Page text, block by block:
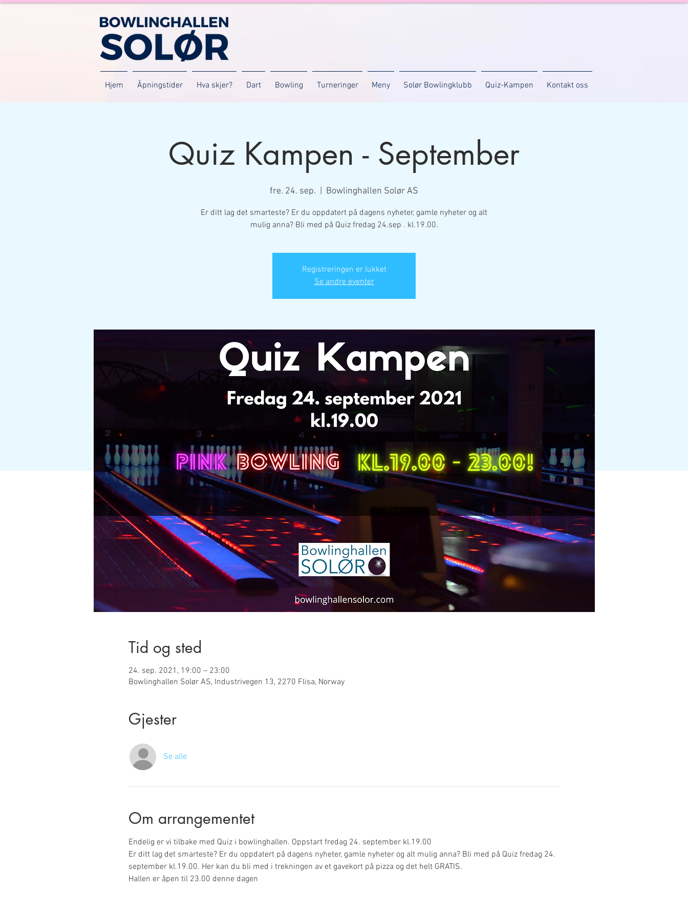
Hjem Åpningstider Hva skjer? Dart Bowling Turneringer Meny Solør Bowlingklubb Quiz-Kampen Kontakt oss
Quiz Kampen - September
fre. 24. sep. Bowlinghallen Solør AS
Er ditt lag det smarteste? Er du oppdatert på dagens nyheter, gamle nyheter og alt
mulig anna? Bli med på Quiz fredag 24.sep . kl.19.00.
Registreringen er lukket
Se andre eventer
Tid og sted
24. sep. 2021, 19:00 – 23:00
Bowlinghallen Solør AS, Industrivegen 13, 2270 Flisa, Norway
Gjester
Se alle
Om arrangementet
Endelig er vi tilbake med Quiz i bowlinghallen. Oppstart fredag 24. september kl.19.00
Er ditt lag det smarteste? Er du oppdatert på dagens nyheter, gamle nyheter og alt mulig anna? Bli med på Quiz fredag 24.
september kl.19.00. Her kan du bli med i trekningen av et gavekort på pizza og det helt GRATIS.
Hallen er åpen til 23.00 denne dagen